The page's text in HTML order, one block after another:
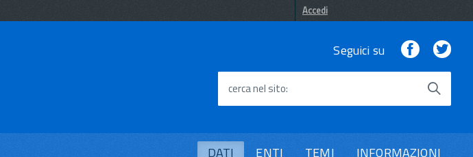
Accedi
Seguici su Facebook
cerca nel sito
DATI ENTI TEMI INFORMAZIONI